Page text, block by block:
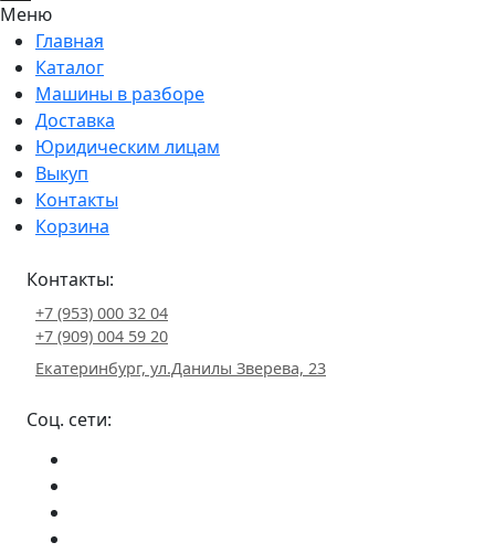
Меню
Главная
Каталог
Машины в разборе
Доставка
Юридическим лицам
Выкуп
Контакты
Корзина
Контакты:
+7 (953) 000 32 04
+7 (909) 004 59 20
Екатеринбург, ул.Данилы Зверева, 23
Соц. сети: